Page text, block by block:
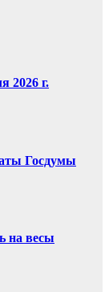
2026 г.
Госдумы
на весы